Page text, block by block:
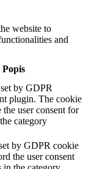
website to
and
Popis
by GDPR
plugin. The cookie
the user consent for
category
by GDPR cookie
the user consent